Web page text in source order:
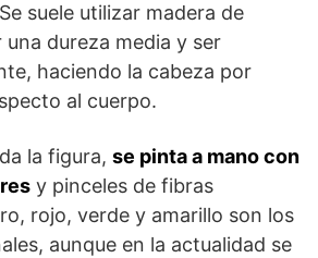
suele utilizar madera de
dureza media y ser
haciendo la cabeza por
al cuerpo.
la figura, se pinta a mano con
y pinceles de fibras
rojo, verde y amarillo son los
aunque en la actualidad se